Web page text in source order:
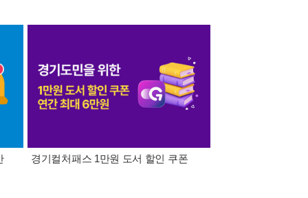
경기컬처패스 1만원 도서 할인 쿠폰